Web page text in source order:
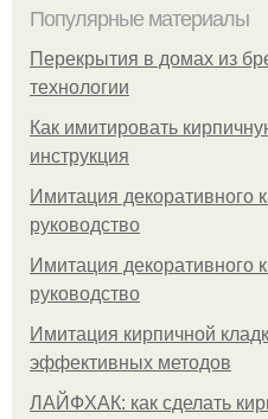
Популярные материалы
Перекрытия в домах из
технологии
Как имитировать
инструкция
Имитация декоративного
руководство
Имитация декоративного
руководство
Имитация кирпичной
эффективных методов
ЛАЙФХАК: как сделать